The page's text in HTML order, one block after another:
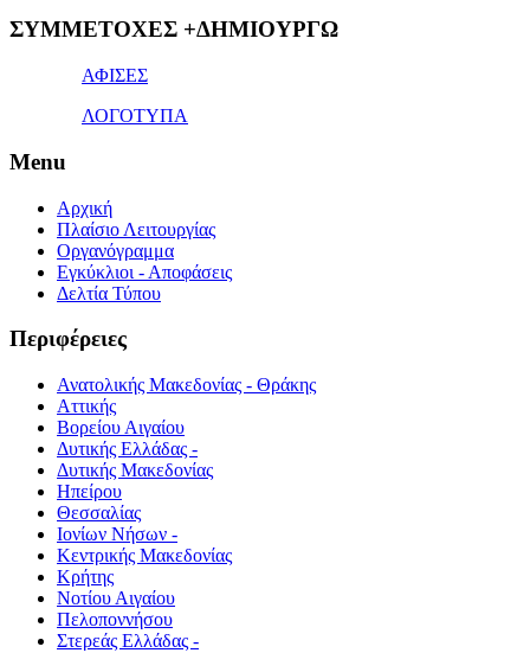
1x
ΣΥΜΜΕΤΟΧΕΣ +ΔΗΜΙΟΥΡΓΩ
ΑΦΙΣΕΣ
ΛΟΓΟΤΥΠΑ
Menu
Αρχική
Πλαίσιο Λειτουργίας
Οργανόγραμμα
Εγκύκλιοι - Αποφάσεις
Δελτία Τύπου
Περιφέρειες
Ανατολικής Μακεδονίας - Θράκης
Αττικής
Βορείου Αιγαίου
Δυτικής Ελλάδας -
Δυτικής Μακεδονίας
Ηπείρου
Θεσσαλίας
Ιονίων Νήσων -
Κεντρικής Μακεδονίας
Κρήτης
Νοτίου Αιγαίου
Πελοποννήσου
Στερεάς Ελλάδας -